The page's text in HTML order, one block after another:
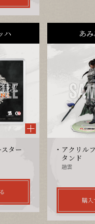
ハ
ター
あ
アクリル
タンド
趙雲
購入